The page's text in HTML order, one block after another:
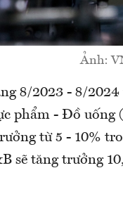
Ảnh:
8/2023 - 8/
phẩm - Đồ uống
từ 5 - 10%
sẽ tăng trưởng